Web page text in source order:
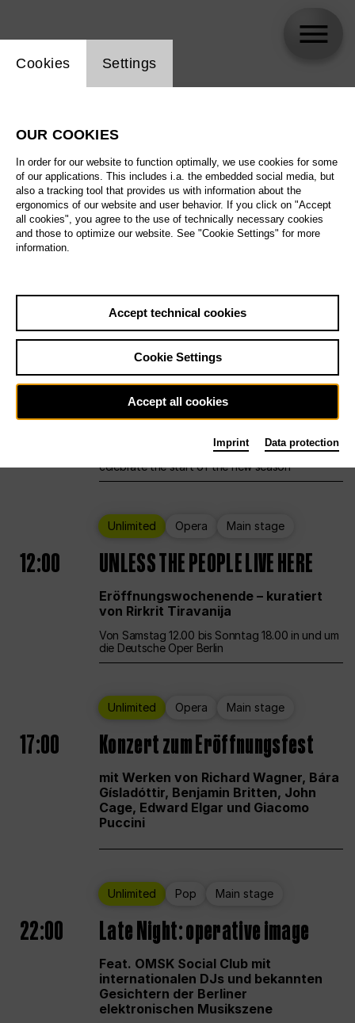
All artistic fields
All locations
All features
Sat29.8.
Ballet Main stage Staatsballett Berlin
12:00 Eröffnungswochenende
Deutsche Oper Berlin opens its doors to
celebrate the start of the new season
Unlimited Opera Main stage
12:00 UNLESS THE PEOPLE LIVE HERE
Eröffnungswochenende – kuratiert
von Rirkrit Tiravanija
Von Samstag 12.00 bis Sonntag 18.00 in und um
die Deutsche Oper Berlin
Unlimited Opera Main stage
17:00 Konzert zum Eröffnungsfest
mit Werken von Richard Wagner, Bára
Gísladóttir, Benjamin Britten, John
Cage, Edward Elgar und Giacomo
Puccini
Unlimited Pop Main stage
22:00 Late Night: operative image
Feat. OMSK Social Club mit
internationalen DJs und bekannten
Gesichtern der Berliner
elektronischen Musikszene
Website cookie setting
Cookies Settings
OUR COOKIES
In order for our website to function optimally, we use cookies for some
of our applications. This includes i.a. the embedded social media, but
also a tracking tool that provides us with information about the
ergonomics of our website and user behavior. If you click on "Accept
all cookies", you agree to the use of technically necessary cookies
and those to optimize our website. See "Cookie Settings" for more
information.
Accept technical cookies
Cookie Settings
Accept all cookies
Imprint Data protection